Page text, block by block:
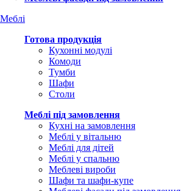
Меблі
Готова продукція
Кухонні модулі
Комоди
Тумби
Шафи
Столи
Меблі під замовлення
Кухні на замовлення
Меблі у вітальню
Меблі для дітей
Меблі у спальню
Меблеві вироби
Шафи та шафи-купе